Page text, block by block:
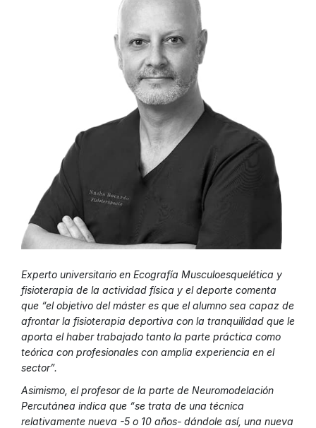
Experto universitario en Ecografía Musculoesquelética y
fisioterapia de la actividad física y el deporte comenta
que “el objetivo del máster es que el alumno sea capaz de
afrontar la fisioterapia deportiva con la tranquilidad que le
aporta el haber trabajado tanto la parte práctica como
teórica con profesionales con amplia experiencia en el
sector”.
Asimismo, el profesor de la parte de Neuromodelación
Percutánea indica que “se trata de una técnica
relativamente nueva -5 o 10 años- dándole así, una nueva